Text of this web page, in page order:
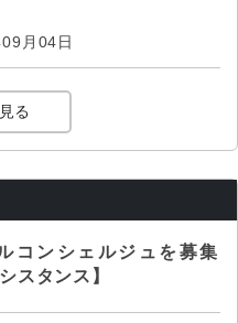
月04日
る
コンシェルジュを募集
スタンス】